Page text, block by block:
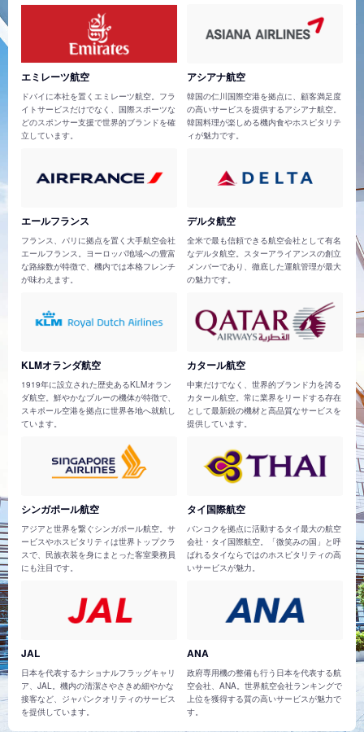
エミレーツ航空
ドバイに本社を置くエミレーツ航空。フラ
イトサービスだけでなく、国際スポーツな
どのスポンサー支援で世界的ブランドを確
立しています。
アシアナ航空
韓国の仁川国際空港を拠点に、顧客満足度
の高いサービスを提供するアシアナ航空。
韓国料理が楽しめる機内食やホスピタリテ
ィが魅力です。
エールフランス
フランス、パリに拠点を置く大手航空会社
エールフランス。ヨーロッパ地域への豊富
な路線数が特徴で、機内では本格フレンチ
が味わえます。
デルタ航空
全米で最も信頼できる航空会社として有名
なデルタ航空。スターアライアンスの創立
メンバーであり、徹底した運航管理が最大
の魅力です。
KLMオランダ航空
1919年に設立された歴史あるKLMオラン
ダ航空。鮮やかなブルーの機体が特徴で、
スキポール空港を拠点に世界各地へ就航し
ています。
カタール航空
中東だけでなく、世界的ブランド力を誇る
カタール航空。常に業界をリードする存在
として最新鋭の機材と高品質なサービスを
提供しています。
シンガポール航空
アジアと世界を繋ぐシンガポール航空。サ
ービスやホスピタリティは世界トップクラ
スで、民族衣装を身にまとった客室乗務員
にも注目です。
タイ国際航空
バンコクを拠点に活動するタイ最大の航空
会社・タイ国際航空。「微笑みの国」と呼
ばれるタイならではのホスピタリティの高
いサービスが魅力。
JAL
日本を代表するナショナルフラッグキャリ
ア、JAL。機内の清潔さやさきめ細やかな
接客など、ジャパンクオリティのサービス
を提供しています。
ANA
政府専用機の整備も行う日本を代表する航
空会社、ANA。世界航空会社ランキングで
上位を獲得する質の高いサービスが魅力で
す。